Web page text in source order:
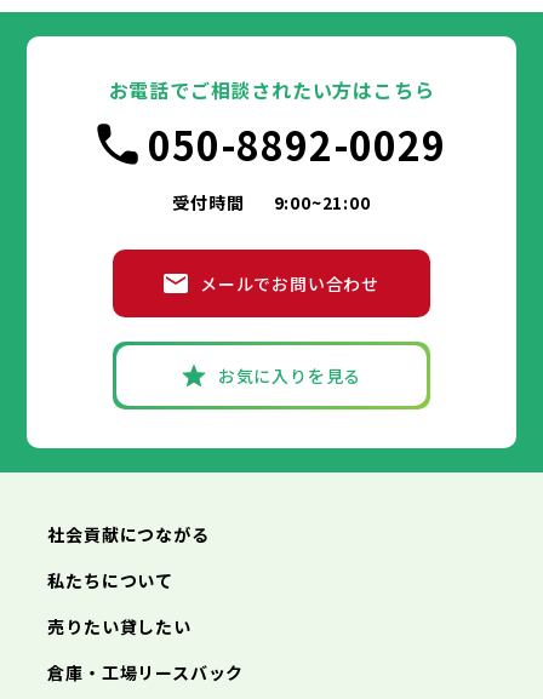
お電話でご相談されたい方はこちら
050-8892-0029
受付時間 9:00~21:00
メールでお問い合わせ
お気に入りを見る
社会貢献につながる
私たちについて
売りたい貸したい
倉庫・工場リースバック